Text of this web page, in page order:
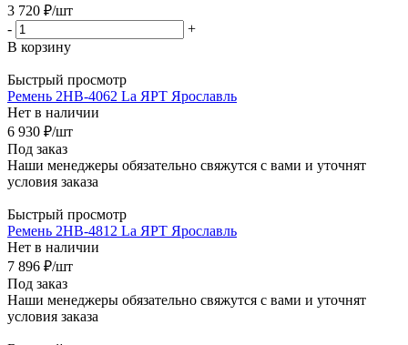
3 720 ₽/шт
-
+
В корзину
Быстрый просмотр
Ремень 2НВ-4062 La ЯРТ Ярославль
Нет в наличии
6 930 ₽/шт
Под заказ
Наши менеджеры обязательно свяжутся с вами и уточнят
условия заказа
Быстрый просмотр
Ремень 2НВ-4812 La ЯРТ Ярославль
Нет в наличии
7 896 ₽/шт
Под заказ
Наши менеджеры обязательно свяжутся с вами и уточнят
условия заказа